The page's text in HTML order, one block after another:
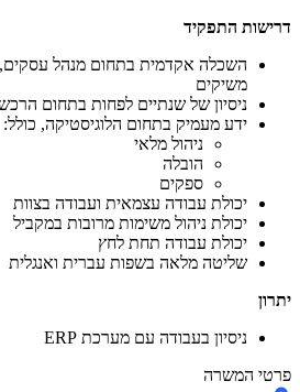
דרישות התפקיד
השכלה אקדמית בתחום מנהל עסקים,
משיקים
ניסיון של שנתיים לפחות בתחום
ידע מעמיק בתחום הלוגיסטיקה, כולל:
ניהול מלאי
הובלה
ספקים
יכולת עבודה עצמאית ועבודה בצוות
יכולת ניהול משימות מרובות במקביל
יכולת עבודה תחת לחץ
שליטה מלאה בשפות עברית ואנגלית
יתרון
ניסיון בעבודה עם מערכת ERP
פרטי המשרה